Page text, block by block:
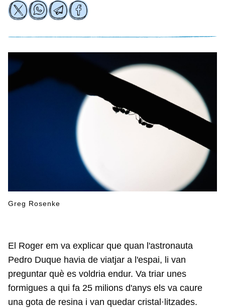
Greg Rosenke
El Roger em va explicar que quan l'astronauta
Pedro Duque havia de viatjar a l'espai, li van
preguntar què es voldria endur. Va triar unes
formigues a qui fa 25 milions d'anys els va caure
una gota de resina i van quedar cristal·litzades.